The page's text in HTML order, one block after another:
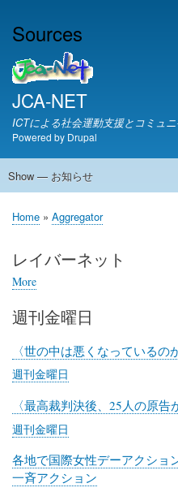
Sources
JCA-NET
ICTによる社会運動支援とコミュ
Powered by Drupal
お
ら
Show — お知らせ
JCA-NETからのお知らせ
Breadcrumb
Home Aggregator
レイバーネット
More
レ
バ
ー
ネ
ッ
ト
週刊金曜日
〈世の中は悪くなっているの
週刊金曜日
〈最高裁判決後、25人の原
週刊金曜日
各地で国際女性デーアクシ
一斉アクション